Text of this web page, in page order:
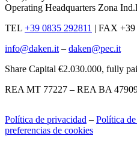
Operating Headquarters Zona
TEL +39 0835 292811 | FAX +39
info@daken.it – daken@pec.it
Share Capital €2.030.000, fully
REA MT 77227 – REA BA
Política de privacidad – Política
preferencias de cookies